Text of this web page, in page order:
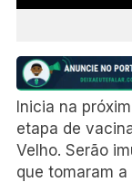
Inicia na
etapa de
Velho. Serão
que tomaram a